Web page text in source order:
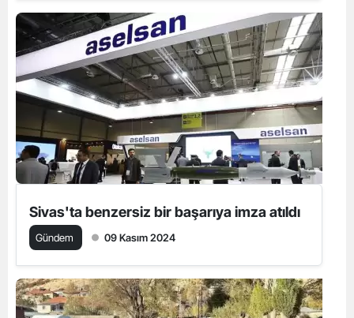
Sivas'ta benzersiz bir başarıya imza atıldı
Gündem 09 Kasım 2024